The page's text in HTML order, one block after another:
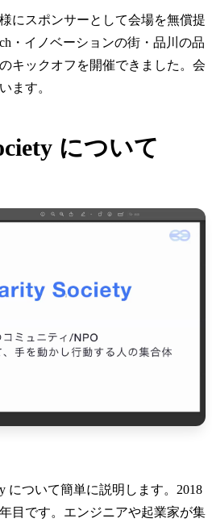
にスポンサーとして会場を無償提
・イノベーションの街・品川の品
キックオフを開催できました。会
ます。
について
について簡単に説明します。2018
目です。エンジニアや起業家が集